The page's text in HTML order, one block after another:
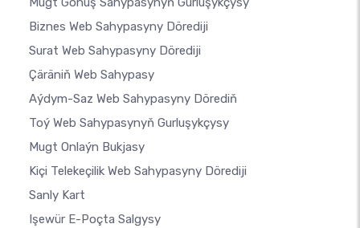
Biznes Web Sahypasyny Dörediji
Surat Web Sahypasyny Dörediji
Çäräniň Web Sahypasy
Aýdym-Saz Web Sahypasyny Dörediň
Toý Web Sahypasynyň Gurluşykçysy
Mugt Onlaýn Bukjasy
Kiçi Telekeçilik Web Sahypasyny Dörediji
Sanly Kart
Işewür E-Poçta Salgysy